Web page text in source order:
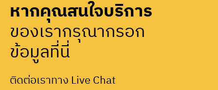
หากคุณสนใจบริการ
ของเรากรุณากรอก
ข้อมูลที่นี่
ติดต่อเราทาง Live Chat